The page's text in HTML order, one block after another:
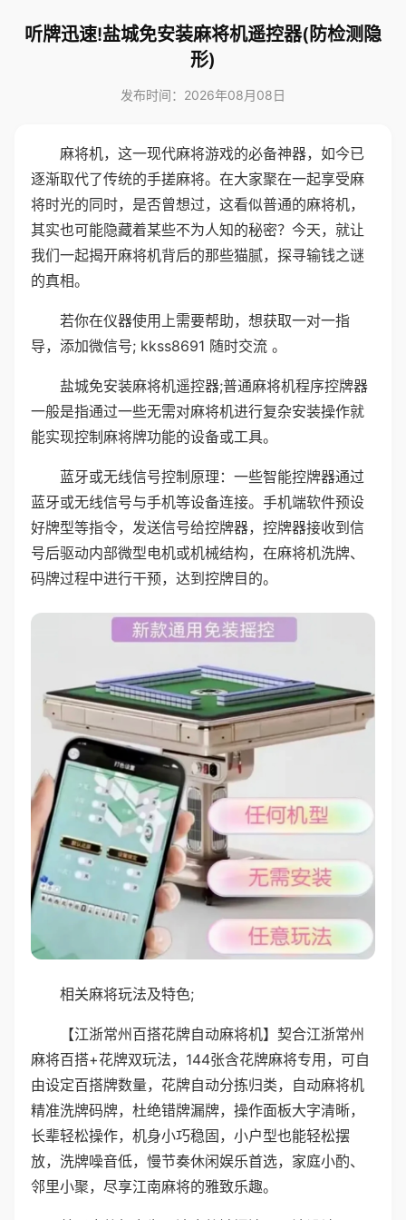
听牌迅速!盐城免安装麻将机遥控器(防检测隐
形)
发布时间：2026年08月08日
麻将机，这一现代麻将游戏的必备神器，如今已
逐渐取代了传统的手搓麻将。在大家聚在一起享受麻
将时光的同时，是否曾想过，这看似普通的麻将机，
其实也可能隐藏着某些不为人知的秘密？今天，就让
我们一起揭开麻将机背后的那些猫腻，探寻输钱之谜
的真相。
若你在仪器使用上需要帮助，想获取一对一指
导，添加微信号; kkss8691 随时交流 。
盐城免安装麻将机遥控器;普通麻将机程序控牌器
一般是指通过一些无需对麻将机进行复杂安装操作就
能实现控制麻将牌功能的设备或工具。
蓝牙或无线信号控制原理：一些智能控牌器通过
蓝牙或无线信号与手机等设备连接。手机端软件预设
好牌型等指令，发送信号给控牌器，控牌器接收到信
号后驱动内部微型电机或机械结构，在麻将机洗牌、
码牌过程中进行干预，达到控牌目的。
相关麻将玩法及特色;
【江浙常州百搭花牌自动麻将机】契合江浙常州
麻将百搭+花牌双玩法，144张含花牌麻将专用，可自
由设定百搭牌数量，花牌自动分拣归类，自动麻将机
精准洗牌码牌，杜绝错牌漏牌，操作面板大字清晰，
长辈轻松操作，机身小巧稳固，小户型也能轻松摆
放，洗牌噪音低，慢节奏休闲娱乐首选，家庭小酌、
邻里小聚，尽享江南麻将的雅致乐趣。